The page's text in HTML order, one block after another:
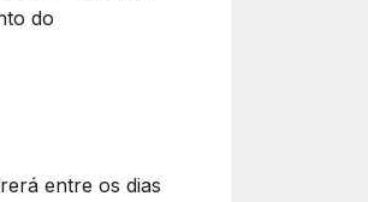
do
entre os dias